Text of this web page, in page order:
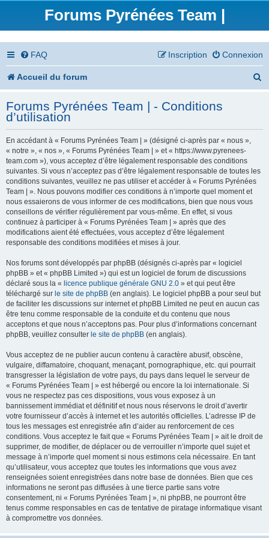
Forums Pyrénées Team |
FAQ Connexion
Inscription
Accueil du forum
h
Forums Pyrénées Team | - Conditions
d’utilisation
En accédant à « Forums Pyrénées Team | » (désigné ci-après par « nous »,
« notre », « nos », « Forums Pyrénées Team | » et « https://www.pyrenees-
team.com »), vous acceptez d’être légalement responsable des conditions
suivantes. Si vous n’acceptez pas d’être légalement responsable de toutes les
conditions suivantes, veuillez ne pas utiliser et accéder à « Forums Pyrénées
Team | ». Nous pouvons modifier ces conditions à n’importe quel moment et
nous essaierons de vous informer de ces modifications, bien que nous vous
conseillons de vérifier régulièrement par vous-même. En effet, si vous
continuez à participer à « Forums Pyrénées Team | » après que des
modifications aient été effectuées, vous acceptez d’être légalement
responsable des conditions modifiées et mises à jour.
Nos forums sont développés par phpBB (désignés ci-après par « logiciel
phpBB » et « phpBB Limited ») qui est un logiciel de forum de discussions
déclaré sous la « licence publique générale GNU 2.0 » et qui peut être
téléchargé sur le site de phpBB (en anglais). Le logiciel phpBB a pour seul but
de faciliter les discussions sur internet et phpBB Limited ne peut en aucun cas
être tenu comme responsable de la conduite et du contenu que nous
acceptons et que nous n’acceptons pas. Pour plus d’informations concernant
phpBB, veuillez consulter le site de phpBB (en anglais).
Vous acceptez de ne publier aucun contenu à caractère abusif, obscène,
vulgaire, diffamatoire, choquant, menaçant, pornographique, etc. qui pourrait
transgresser la législation de votre pays, du pays dans lequel le serveur de
« Forums Pyrénées Team | » est hébergé ou encore la loi internationale. Si
vous ne respectez pas ces dispositions, vous vous exposez à un
bannissement immédiat et définitif et nous nous réservons le droit d’avertir
votre fournisseur d’accès à internet et les autorités officielles. L’adresse IP de
tous les messages est enregistrée afin d’aider au renforcement de ces
conditions. Vous acceptez le fait que « Forums Pyrénées Team | » ait le droit de
supprimer, de modifier, de déplacer ou de verrouiller n’importe quel sujet et
message à n’importe quel moment si nous estimons cela nécessaire. En tant
qu’utilisateur, vous acceptez que toutes les informations que vous avez
renseignées soient enregistrées dans notre base de données. Bien que ces
informations ne seront pas diffusées à une tierce partie sans votre
consentement, ni « Forums Pyrénées Team | », ni phpBB, ne pourront être
tenus comme responsables en cas de tentative de piratage informatique visant
à compromettre vos données.